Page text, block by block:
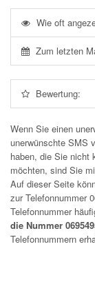
Wie oft
Zum letzten
Bewertung:
Wenn Sie einen
unerwünschte SMS
haben, die Sie nicht
möchten, sind Sie
Auf dieser Seite
zur Telefonnummer
Telefonnummer
die Nummer
Telefonnummern